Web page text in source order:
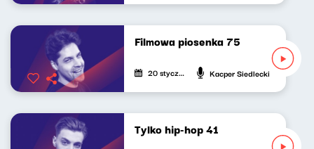
Filmowa piosenka 75
20 stycznia 2025 Kacper Siedlecki
Tylko hip-hop 41